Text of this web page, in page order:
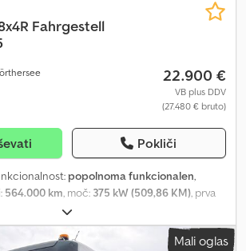
Fahrgestell
22.900 €
VB plus DDV
(27.480 € bruto)
Pokliči
popolnoma funkcionalen,
564.000 km , moč: 375 kW (509,86 KM) , prva
, vrsta goriva:dizel
, medosna razdalja:3.800 mm, gorivo:dizel,
dnevna kabina, vrsta prenosa: mehanski,
Mali oglas